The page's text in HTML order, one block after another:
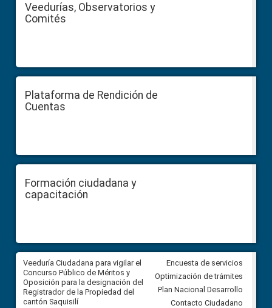
Veedurías, Observatorios y
Comités
Plataforma de Rendición de
Cuentas
Formación ciudadana y
capacitación
Veeduría Ciudadana para vigilar el
Concurso Público de Méritos y
Oposición para la designación del
Registrador de la Propiedad del
cantón Saquisilí
Veeduría Ciudadana para
construcción del asfaltado de
Ballenita del cantón Santa
Encuesta de servicios
Optimización de trámites
Plan Nacional Desarrollo
Contacto Ciudadano